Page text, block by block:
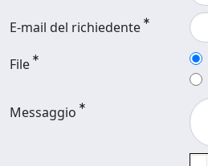
E-mail del richiedente
File
Messaggio